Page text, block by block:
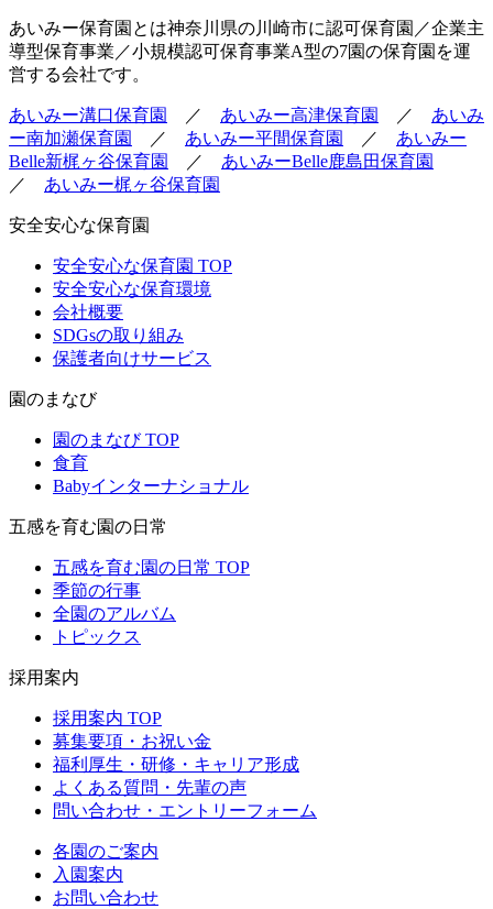
あいみー保育園とは神奈川県の川崎市に認可保育園／企業主
導型保育事業／小規模認可保育事業A型の7園の保育園を運
営する会社です。
あいみー溝口保育園 ／ あいみー高津保育園 ／ あいみ
ー南加瀬保育園
／ あいみー平間保育園 ／ あいみー
Belle新梶ヶ谷保育園
／ あいみーBelle鹿島田保育園
／ あいみー梶ヶ谷保育園
安全安心な保育園
安全安心な保育園 TOP
安全安心な保育環境
会社概要
SDGsの取り組み
保護者向けサービス
園のまなび
園のまなび TOP
食育
Babyインターナショナル
五感を育む園の日常
五感を育む園の日常 TOP
季節の行事
全園のアルバム
トピックス
採用案内
採用案内 TOP
募集要項・お祝い金
福利厚生・研修・キャリア形成
よくある質問・先輩の声
問い合わせ・エントリーフォーム
各園のご案内
入園案内
お問い合わせ